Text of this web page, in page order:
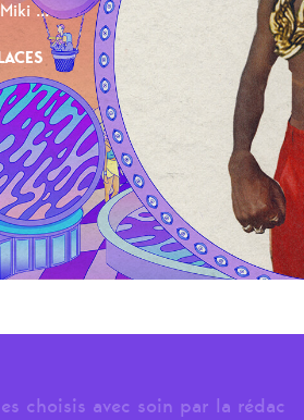
...
choisis avec soin par la rédac